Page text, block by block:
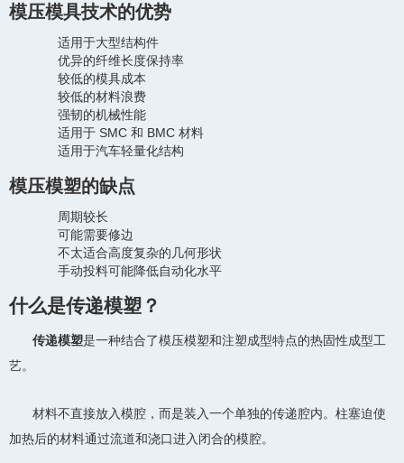
模压模具技术的优势
适用于大型结构件
优异的纤维长度保持率
较低的模具成本
较低的材料浪费
强韧的机械性能
适用于 SMC 和 BMC 材料
适用于汽车轻量化结构
模压模塑的缺点
周期较长
可能需要修边
不太适合高度复杂的几何形状
手动投料可能降低自动化水平
什么是传递模塑？
传递模塑是一种结合了模压模塑和注塑成型特点的热固性成型工
艺。
材料不直接放入模腔，而是装入一个单独的传递腔内。柱塞迫使
加热后的材料通过流道和浇口进入闭合的模腔。